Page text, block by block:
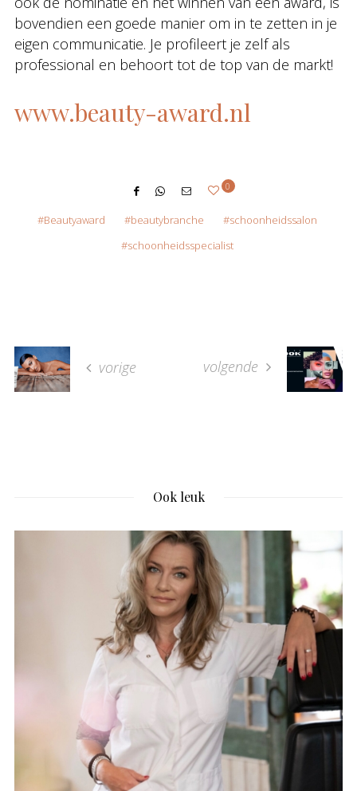
bovendien een goede manier om in te zetten in je
eigen communicatie. Je profileert je zelf als
professional en behoort tot de top van de markt!
www.beauty-award.nl
0
Beautyaward beautybranche
schoonheidssalon
schoonheidsspecialist
vorige volgende
Ook leuk